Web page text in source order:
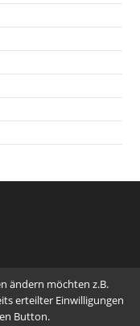
ändern möchten z.B.
erteilter Einwilligungen
Button.